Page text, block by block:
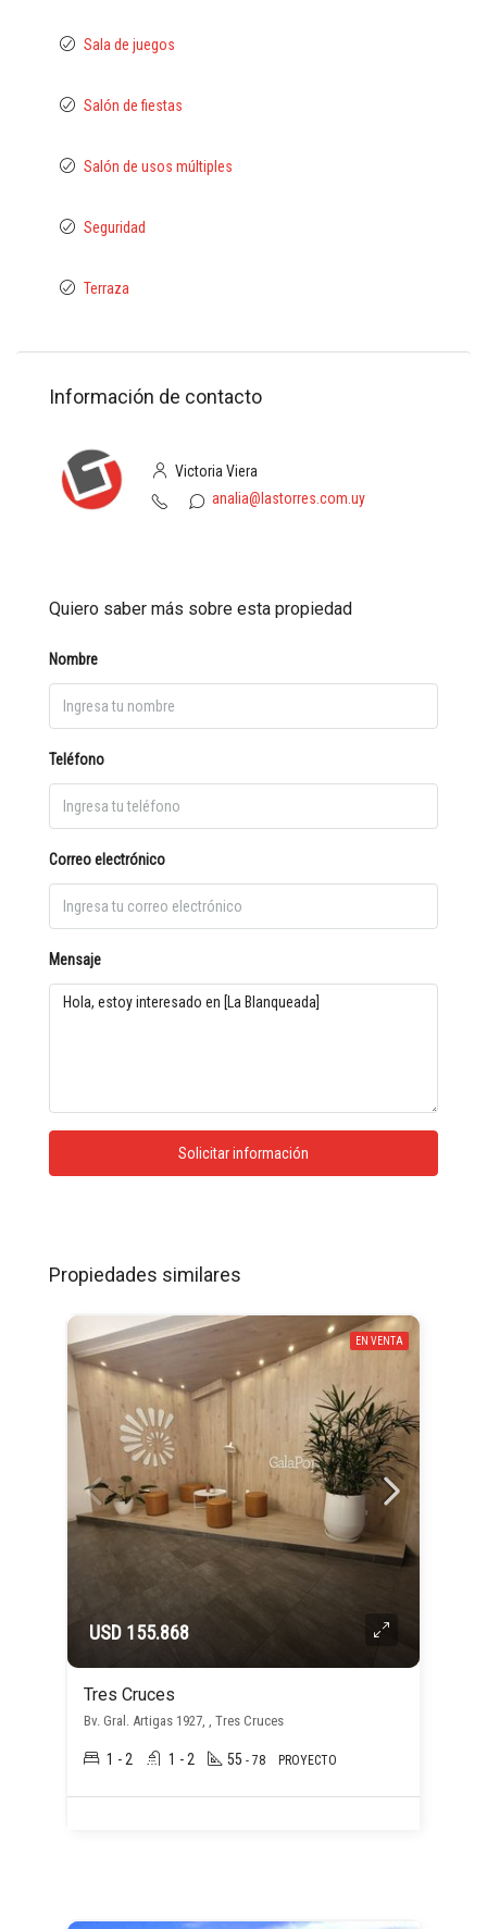
Sala de juegos
Salón de fiestas
Salón de usos múltiples
Seguridad
Terraza
Información de contacto
Victoria Viera
analia@lastorres.com.uy
Quiero saber más sobre esta propiedad
Nombre
Teléfono
Correo electrónico
Mensaje
Solicitar información
Propiedades similares
EN VENTA
USD 155.868
Tres Cruces
Bv. Gral. Artigas 1927, , Tres Cruces
1 - 2 1 - 2 55 - 78 PROYECTO